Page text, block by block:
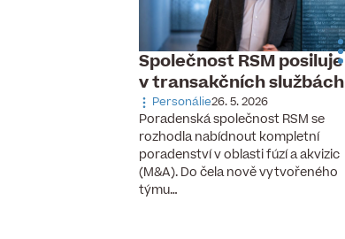
Společnost RSM posiluje
v transakčních službách
Personálie26. 5. 2026
Poradenská společnost RSM se
rozhodla nabídnout kompletní
poradenství v oblasti fúzí a akvizic
(M&A). Do čela nově vytvořeného
týmu…